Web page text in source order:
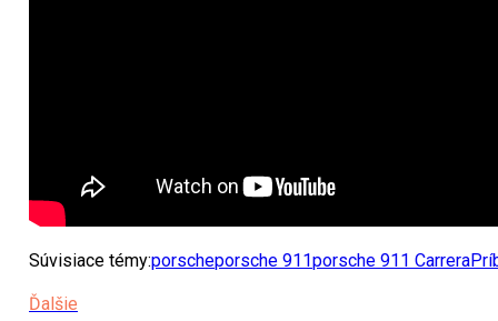
Súvisiace témy:porscheporsche 911porsche 911 Carrera
Ďalšie